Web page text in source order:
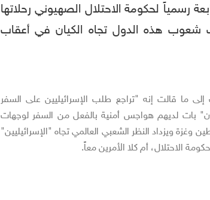
رسمياً لحكومة الاحتلال الصهيوني رحلاتها
هذه الدول تجاه الكيان في أعقاب
ما قالت إنه "تراجع طلب الإسرائيليين على السفر
بات لديهم هواجس أمنية بالفعل من السفر لوجهات
وغزة ويزداد النظر الشعبي العالمي تجاه "الإسرائيليين"
الاحتلال، أم كلا الأمرين معاً.